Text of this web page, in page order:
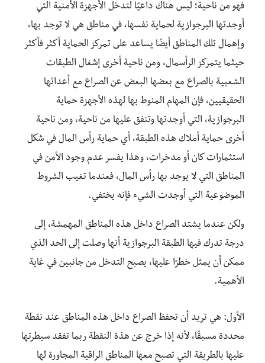
فهو من ناحية؛ ليس هناك داعيًا لتدخل الأجهزة الأمنية التي
أوجدتها البرجوازية لحماية نفسها، في مناطق هي لا توجد بها،
وإهمال تلك المناطق أيضًا يساعد على تمركز الحماية أكثر فأكثر
حيثما يتمركز الرأسمال، ومن ناحية أخرى إشغال الطبقات
الشعبية بالصراع مع بعضها البعض عن الصراع مع أعدائها
الحقيقيين، فإن المهام المنوط بها لهذه الأجهزة حماية
البرجوازية، التي أوجدتها وتنفق عليها من ناحية، ومن ناحية
أخرى حماية أملاك هذه الطبقة، أي حماية رأس المال في شكل
استثمارات كان أو مدخرات، وهذا يفسر عدم وجود الأمن في
المناطق التي لا يوجد بها رأس المال، فعندما تغيب الشروط
الموضوعية التي أوجدت الشيء فإنه يختفي.
ولكن عندما يشتد الصراع داخل هذه المناطق المهمشة، إلى
درجة تدرك فيها الطبقة البرجوازية أنها وصلت إلى الحد الذي
ممكن أن يمثل خطرًا عليها، يصبح التدخل من جانبين في غاية
الأهمية.
الأول: هي تريد أن تحفظ الصراع داخل هذه المناطق عند نقطة
محددة مسبقًا، لأنه إذا خرج عن هذة النقطة ربما تفقد سيطرتها
عليها بالطريقة التي تصبح معها المناطق الراقية المجاورة لها